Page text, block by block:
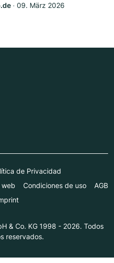
‧ 09. März 2026
de Privacidad
Condiciones de uso
AGB
& Co. KG 1998 - 2026. Todos
reservados.